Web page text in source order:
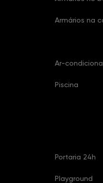
Armários na
Ar-
Piscina
Portaria 24h
Playground